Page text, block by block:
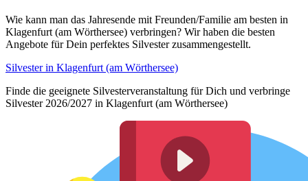
Wie kann man das Jahresende mit Freunden/Familie am besten in
Klagenfurt (am Wörthersee) verbringen? Wir haben die besten
Angebote für Dein perfektes Silvester zusammengestellt.
Silvester in Klagenfurt (am Wörthersee)
Finde die geeignete Silvesterveranstaltung für Dich und verbringe
Silvester 2026/2027 in Klagenfurt (am Wörthersee)